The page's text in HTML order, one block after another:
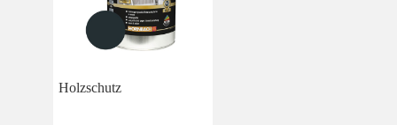
Holzschutz